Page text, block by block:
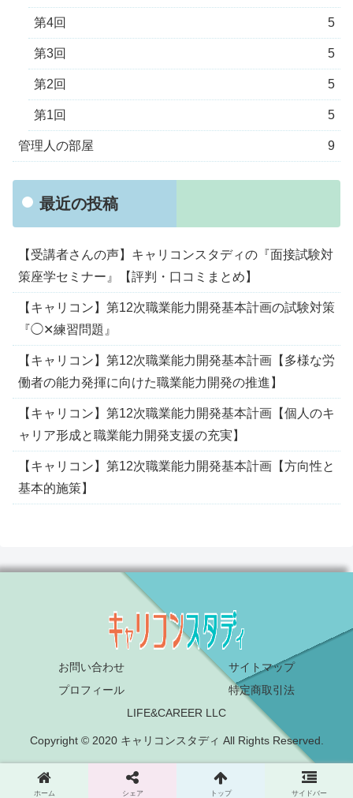
第4回 5
第3回 5
第2回 5
第1回 5
管理人の部屋 9
最近の投稿
【受講者さんの声】キャリコンスタディの『面接試験対
策座学セミナー』【評判・口コミまとめ】
【キャリコン】第12次職業能力開発基本計画の試験対策
『◯✕練習問題』
【キャリコン】第12次職業能力開発基本計画【多様な労
働者の能力発揮に向けた職業能力開発の推進】
【キャリコン】第12次職業能力開発基本計画【個人のキ
ャリア形成と職業能力開発支援の充実】
【キャリコン】第12次職業能力開発基本計画【方向性と
基本的施策】
お問い合わせ
サイトマップ
プロフィール
特定商取引法
LIFE&CAREER LLC
Copyright © 2020 キャリコンスタディ All Rights Reserved.
ホーム シェア トップ サイドバー